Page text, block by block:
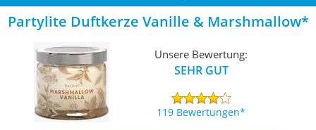
Partylite Duftkerze Vanille & Marshmallow
Unsere Bewertung:
SEHR GUT
119 Bewertungen